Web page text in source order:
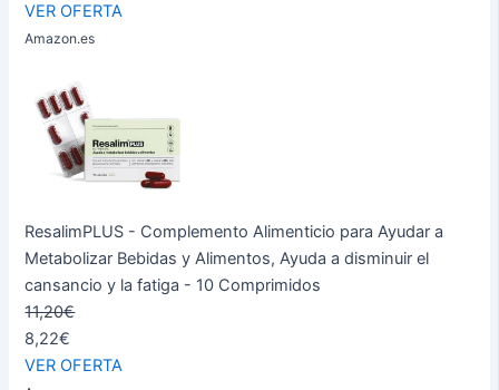
VER OFERTA
Amazon.es
ResalimPLUS - Complemento Alimenticio para Ayudar a
Metabolizar Bebidas y Alimentos, Ayuda a disminuir el
cansancio y la fatiga - 10 Comprimidos
11,20€
8,22€
VER OFERTA